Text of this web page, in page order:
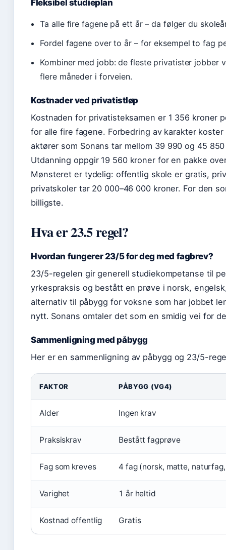
Fleksibel studieplan
Ta alle fire fagene på ett år – da følger du
Fordel fagene over to år – for eksempel to fag
Kombiner med jobb: de fleste privatister jobber
flere måneder i forveien.
Kostnader ved privatistløp
Kostnaden for privatisteksamen er 1 356 kroner
for alle fire fagene. Forbedring av karakter
aktører som Sonans tar mellom 39 990 og 45
Utdanning oppgir 19 560 kroner for en pakke
Mønsteret er tydelig: offentlig skole er gratis,
privatskoler tar 20 000–46 000 kroner. For den
billigste.
Hva er 23.5 regel?
Hvordan fungerer 23/5 for deg med fagbrev?
23/5-regelen gir generell studiekompetanse til
yrkespraksis og bestått en prøve i norsk,
alternativ til påbygg for voksne som har jobbet
nytt. Sonans omtaler det som en smidig vei for
Sammenligning med påbygg
Her er en sammenligning av påbygg og 23/5-
FAKTOR PÅBYGG (VG4)
Alder Ingen krav
Praksiskrav Bestått fagprøve
Fag som kreves 4 fag (norsk, matte,
Varighet 1 år heltid
Kostnad offentlig Gratis